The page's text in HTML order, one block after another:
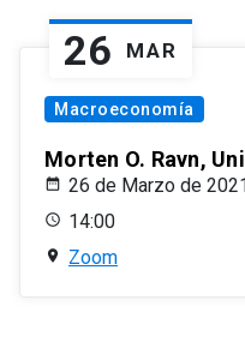
26 MAR
Macroeconomía
Morten O. Ravn,
26 de Marzo de
14:00
Zoom